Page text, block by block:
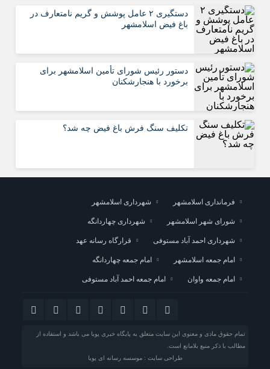
دستگیری ۲ عامل پوشش و گریم نامتعارف در
باغ فیض اسلامشهر
دستور رئیس شورای تأمین اسلامشهر برای
برخورد با هنجارشکنان
تکلیف سنگ فرش باغ فیض چه شد؟
فرمانداری اسلامشهر شهرداری اسلامشهر
شورای شهر اسلامشهر شهرداری چهاردانگه
شهرداری احمد آباد مستوفی قرارگاه رسانه عهد
امام جمعه اسلامشهر امام جمعه چهاردانگه
امام جمعه واوان امام جمعه احمد آباد مستوفی
تمام حقوق مادی و معنوی این سایت متعلق به پایگاه خبری پویا می باشد و استفاده از
مطالب با ذکر منبع بلامانع است.
طراحی سایت : موسسه رسانه ای پویا